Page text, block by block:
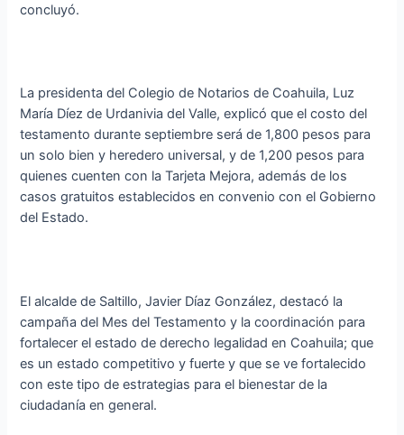
concluyó.
La presidenta del Colegio de Notarios de Coahuila, Luz
María Díez de Urdanivia del Valle, explicó que el costo del
testamento durante septiembre será de 1,800 pesos para
un solo bien y heredero universal, y de 1,200 pesos para
quienes cuenten con la Tarjeta Mejora, además de los
casos gratuitos establecidos en convenio con el Gobierno
del Estado.
El alcalde de Saltillo, Javier Díaz González, destacó la
campaña del Mes del Testamento y la coordinación para
fortalecer el estado de derecho legalidad en Coahuila; que
es un estado competitivo y fuerte y que se ve fortalecido
con este tipo de estrategias para el bienestar de la
ciudadanía en general.